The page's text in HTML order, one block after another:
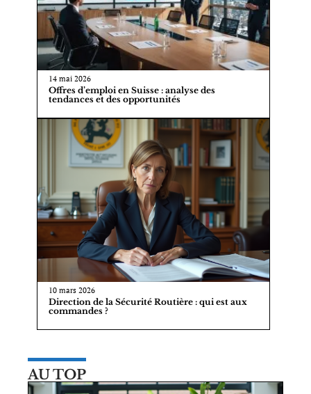
14 mai 2026
Offres d’emploi en Suisse : analyse des
tendances et des opportunités
10 mars 2026
Direction de la Sécurité Routière : qui est aux
commandes ?
AU TOP